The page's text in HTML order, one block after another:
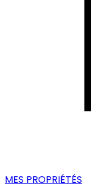
MES PROPRIÉTÉS